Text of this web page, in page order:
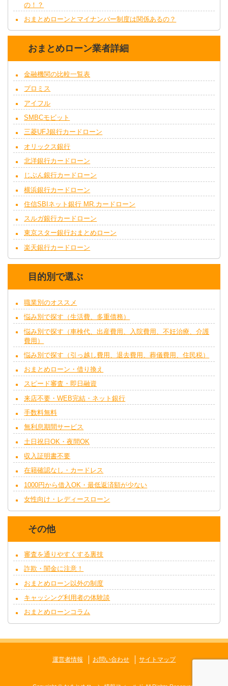
の！？
おまとめローンとマイナンバー制度は関係あるの？
おまとめローン業者詳細
金融機関の比較一覧表
プロミス
アイフル
SMBCモビット
三菱UFJ銀行カードローン
オリックス銀行
北洋銀行カードローン
じぶん銀行カードローン
横浜銀行カードローン
住信SBIネット銀行 MR.カードローン
スルガ銀行カードローン
東京スター銀行おまとめローン
楽天銀行カードローン
目的別で選ぶ
職業別のオススメ
悩み別で探す（生活費、多重債務）
悩み別で探す（車検代、出産費用、入院費用、不妊治療、介護
費用）
悩み別で探す（引っ越し費用、退去費用、葬儀費用、住民税）
おまとめローン・借り換え
スピード審査・即日融資
来店不要・WEB完結・ネット銀行
手数料無料
無利息期間サービス
土日祝日OK・夜間OK
収入証明書不要
在籍確認なし・カードレス
1000円から借入OK・最低返済額が少ない
女性向け・レディースローン
その他
審査を通りやすくする裏技
詐欺・闇金に注意！
おまとめローン以外の制度
キャッシング利用者の体験談
おまとめローンコラム
運営者情報 お問い合わせ サイトマップ